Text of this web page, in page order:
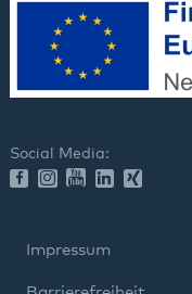
Social Media:
Impressum